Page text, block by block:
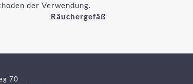
der Verwendung.
Räuchergefäß
70